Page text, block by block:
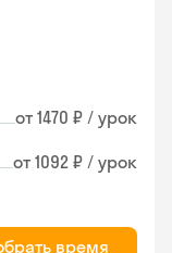
от 1470 ₽ / урок
от 1092 ₽ / урок
время